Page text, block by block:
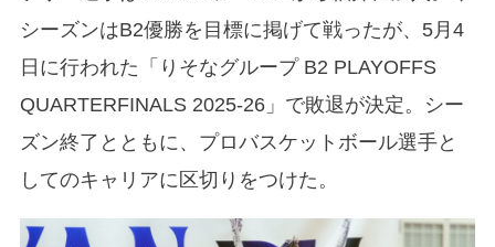
シーズンはB2優勝を目標に掲げて戦ったが、5月4
日に行われた「りそなグループ B2 PLAYOFFS
QUARTERFINALS 2025-26」で敗退が決定。シー
ズン終了とともに、プロバスケットボール選手と
してのキャリアに区切りをつけた。